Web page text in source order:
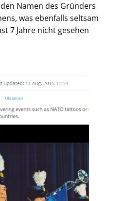
Namen des Gründers
was ebenfalls seltsam
7 Jahre nicht gesehen